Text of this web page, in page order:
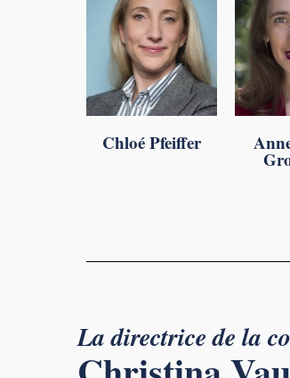
Chloé Pfeiffer
La directrice de la